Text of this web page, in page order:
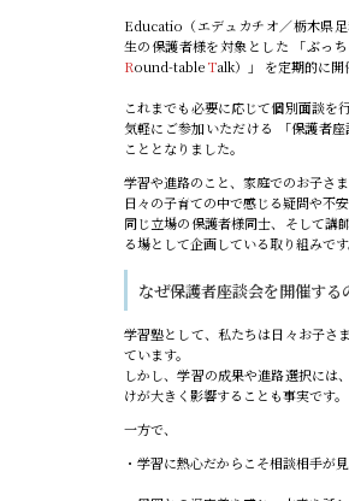
Educatio（エデュカチオ／栃木県
生の保護者様を対象とした 「ぶっ
Round-tableTalk）」 を定期的に開
これまでも必要に応じて個別面談を
気軽にご参加いただける 「保護者座
こととなりました。
学習や進路のこと、家庭でのお子さま
日々の子育ての中で感じる疑問や不安
同じ立場の保護者様同士、そして講
る場として企画している取り組みです
なぜ保護者座談会を開催する
学習塾として、私たちは日々お子さ
ています。
しかし、学習の成果や進路選択には
けが大きく影響することも事実です。
一方で、
・学習に熱心だからこそ相談相手が